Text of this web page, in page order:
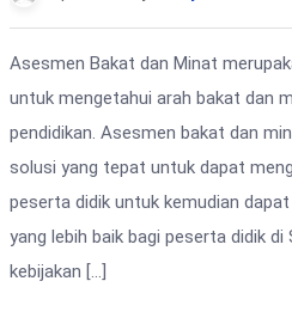
Asesmen Bakat dan Minat
untuk mengetahui arah bakat dan
pendidikan. Asesmen bakat dan
solusi yang tepat untuk dapat
peserta didik untuk kemudian
yang lebih baik bagi peserta didik di
kebijakan […]